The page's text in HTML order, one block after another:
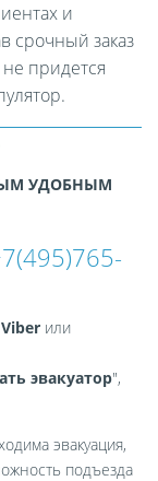
и
срочный заказ
придется
УДОБНЫМ
Viber или
эвакуатор",
эвакуация,
подъезда